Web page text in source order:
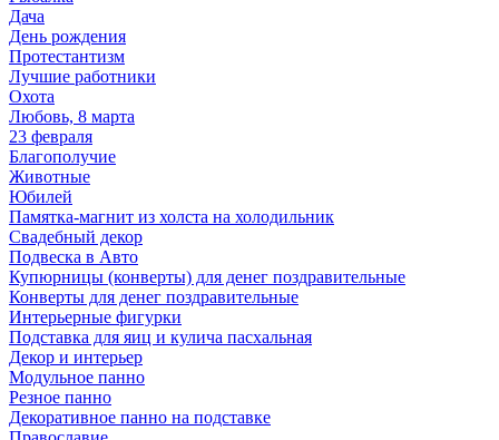
Дача
День рождения
Протестантизм
Лучшие работники
Охота
Любовь, 8 марта
23 февраля
Благополучие
Животные
Юбилей
Памятка-магнит из холста на холодильник
Свадебный декор
Подвеска в Авто
Купюрницы (конверты) для денег поздравительные
Конверты для денег поздравительные
Интерьерные фигурки
Подставка для яиц и кулича пасхальная
Декор и интерьер
Модульное панно
Резное панно
Декоративное панно на подставке